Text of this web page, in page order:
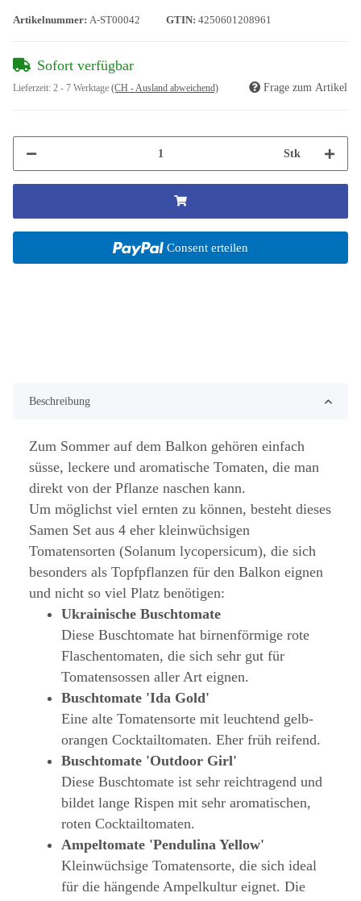
Artikelnummer: A-ST00042 GTIN: 4250601208961
Sofort verfügbar
Lieferzeit: 2 - 7 Werktage (CH - Ausland abweichend) Frage zum Artikel
Stk
Consent erteilen
Beschreibung
Zum Sommer auf dem Balkon gehören einfach
süsse, leckere und aromatische Tomaten, die man
direkt von der Pflanze naschen kann.
Um möglichst viel ernten zu können, besteht dieses
Samen Set aus 4 eher kleinwüchsigen
Tomatensorten (Solanum lycopersicum), die sich
besonders als Topfpflanzen für den Balkon eignen
und nicht so viel Platz benötigen:
Ukrainische Buschtomate
Diese Buschtomate hat birnenförmige rote
Flaschentomaten, die sich sehr gut für
Tomatensossen aller Art eignen.
Buschtomate 'Ida Gold'
Eine alte Tomatensorte mit leuchtend gelb-
orangen Cocktailtomaten. Eher früh reifend.
Buschtomate 'Outdoor Girl'
Diese Buschtomate ist sehr reichtragend und
bildet lange Rispen mit sehr aromatischen,
roten Cocktailtomaten.
Ampeltomate 'Pendulina Yellow'
Kleinwüchsige Tomatensorte, die sich ideal
für die hängende Ampelkultur eignet. Die